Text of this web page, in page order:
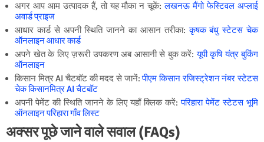
अगर आप आम उत्पादक हैं, तो यह मौका न चूकें: लखनऊ मैंगो फेस्टिवल अप्लाई
अवार्ड प्राइज
आधार कार्ड से अपनी स्थिति जानने का आसान तरीका: कृषक बंधु स्टेटस चेक
ऑनलाइन आधार कार्ड
अपने खेत के लिए ज़रूरी उपकरण अब आसानी से बुक करें: यूपी कृषि यंत्र बुकिंग
ऑनलाइन
किसान मित्र AI चैटबॉट की मदद से जानें: पीएम किसान रजिस्ट्रेशन नंबर स्टेटस
चेक किसानमित्र AI चैटबॉट
अपनी पेमेंट की स्थिति जानने के लिए यहाँ क्लिक करें: परिहारा पेमेंट स्टेटस भूमि
ऑनलाइन परिहारा गाँव लिस्ट
अक्सर पूछे जाने वाले सवाल (FAQs)